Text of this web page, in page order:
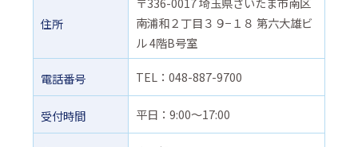
住所
南浦和２丁目３９−１８ 第六大雄ビ
ル 4階B号室
電話番号 TEL：048-887-9700
受付時間 平日：9:00～17:00